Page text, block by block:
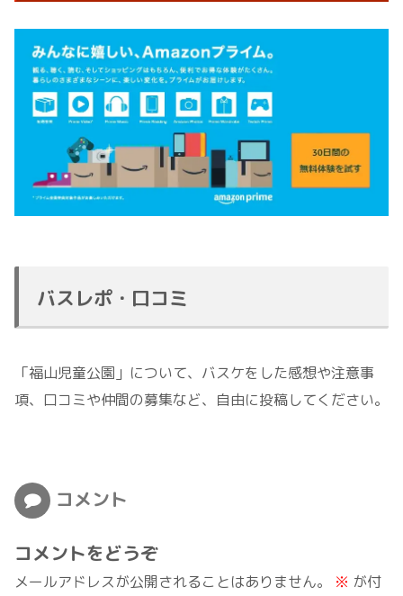
バスレポ・口コミ
「福山児童公園」について、バスケをした感想や注意事
項、口コミや仲間の募集など、自由に投稿してください。
コメント
コメントをどうぞ
メールアドレスが公開されることはありません。 ※ が付